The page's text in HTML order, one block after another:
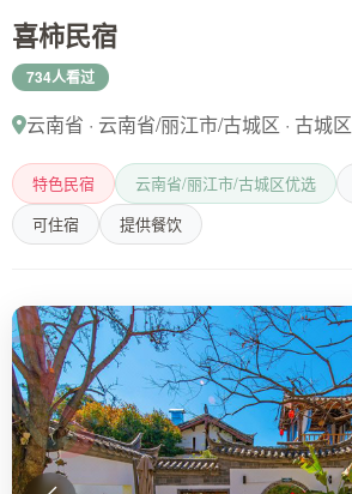
喜柿民宿
734人看过
云南省 · 云南省/丽江市/古城区 · 古城区
特色民宿 云南省/丽江市/古城区优选
可住宿
提供餐饮